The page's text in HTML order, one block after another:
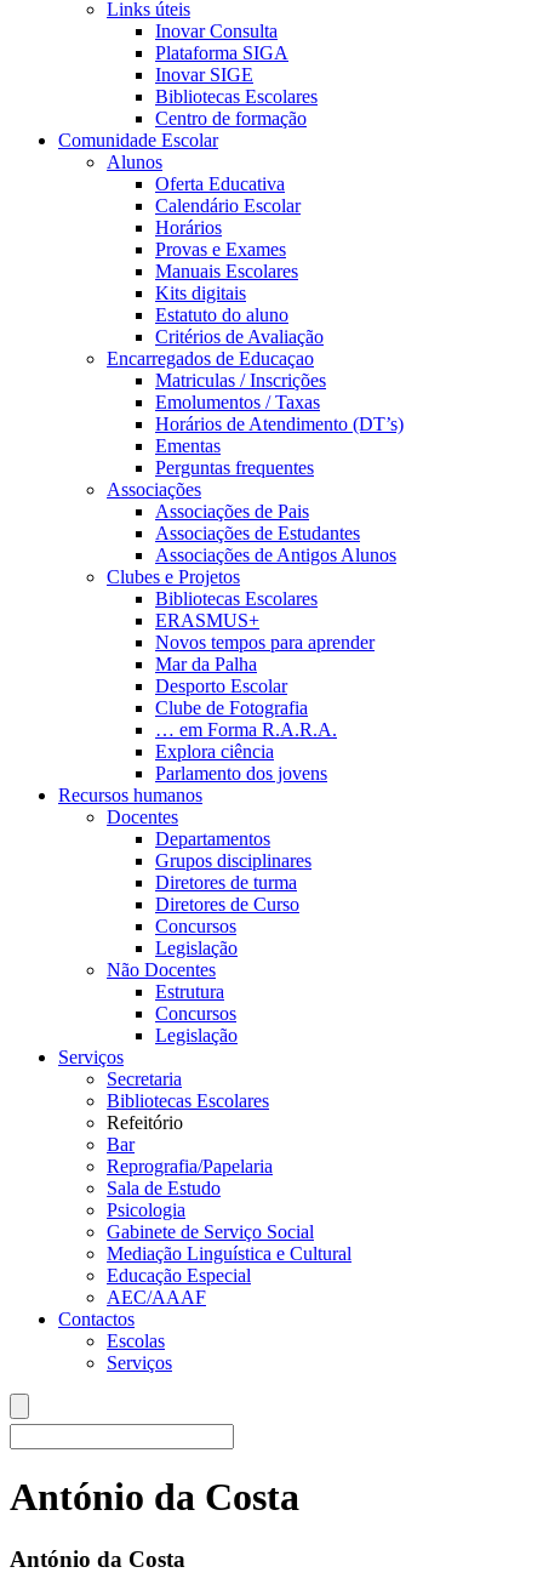
Links úteis
Inovar Consulta
Plataforma SIGA
Inovar SIGE
Bibliotecas Escolares
Centro de formação
Comunidade Escolar
Alunos
Oferta Educativa
Calendário Escolar
Horários
Provas e Exames
Manuais Escolares
Kits digitais
Estatuto do aluno
Critérios de Avaliação
Encarregados de Educaçao
Matriculas / Inscrições
Emolumentos / Taxas
Horários de Atendimento (DT’s)
Ementas
Perguntas frequentes
Associações
Associações de Pais
Associações de Estudantes
Associações de Antigos Alunos
Clubes e Projetos
Bibliotecas Escolares
ERASMUS+
Novos tempos para aprender
Mar da Palha
Desporto Escolar
Clube de Fotografia
… em Forma R.A.R.A.
Explora ciência
Parlamento dos jovens
Recursos humanos
Docentes
Departamentos
Grupos disciplinares
Diretores de turma
Diretores de Curso
Concursos
Legislação
Não Docentes
Estrutura
Concursos
Legislação
Serviços
Secretaria
Bibliotecas Escolares
Refeitório
Bar
Reprografia/Papelaria
Sala de Estudo
Psicologia
Gabinete de Serviço Social
Mediação Linguística e Cultural
Educação Especial
AEC/AAAF
Contactos
Escolas
Serviços
António da Costa
António da Costa